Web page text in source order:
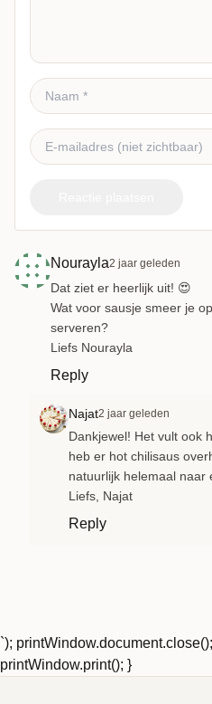
Nourayla2 jaar geleden
Dat ziet er heerlijk uit! 😍
Wat voor sausje smeer je
serveren?
Liefs Nourayla
Reply
Najat2 jaar geleden
Dankjewel! Het vult ook
heb er hot chilisaus
natuurlijk helemaal naar
Liefs, Najat
Reply
`);
printWindow.print(); }